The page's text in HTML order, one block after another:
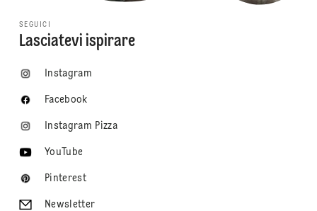
SEGUICI
Lasciatevi ispirare
Instagram
Facebook
Instagram Pizza
YouTube
Pinterest
Newsletter